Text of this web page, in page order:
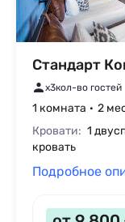
Стандарт
x3кол-во гостей
1 комната 2
Кровати: 1
кровать
Подробное